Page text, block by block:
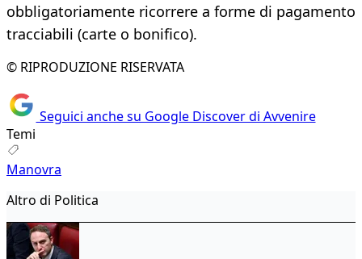
obbligatoriamente ricorrere a forme di pagamento
tracciabili (carte o bonifico).
© RIPRODUZIONE RISERVATA
Seguici anche su Google Discover di Avvenire
Temi
Manovra
Altro di Politica